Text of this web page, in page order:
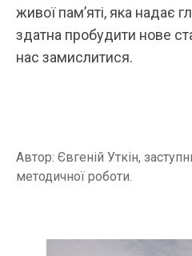
живої пам’яті, яка надає
здатна пробудити нове
нас замислитися.
Автор: Євгеній Уткін,
методичної роботи.